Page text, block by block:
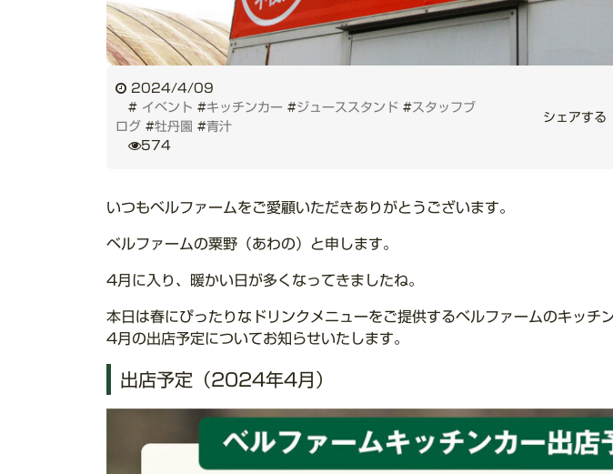
2024/4/09
# イベント #キッチンカー #ジューススタンド #スタッフブ
ログ #牡丹園 #青汁
574
シェアする
いつもベルファームをご愛顧いただきありがとうございます。
ベルファームの粟野（あわの）と申します。
4月に入り、暖かい日が多くなってきましたね。
本日は春にぴったりなドリンクメニューをご提供するベルファームのキッチ
4月の出店予定についてお知らせいたします。
出店予定（2024年4月）